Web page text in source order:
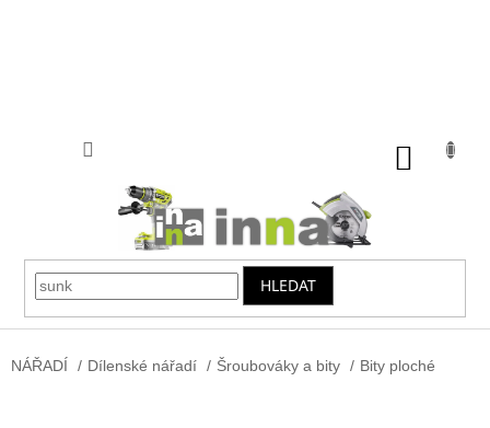
HLEDAT
NÁŘADÍ / Dílenské nářadí / Šroubováky a bity / Bity ploché